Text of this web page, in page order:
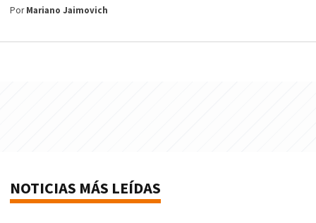
PorMariano Jaimovich
NOTICIAS MÁS LEÍDAS